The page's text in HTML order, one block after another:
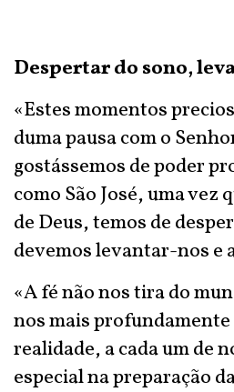
Despertar do sono,
«Estes momentos
duma pausa com o
gostássemos de poder
como São José, uma vez
de Deus, temos de
devemos levantar-nos e
«A fé não nos tira do
nos mais profundamente
realidade, a cada um de
especial na preparação